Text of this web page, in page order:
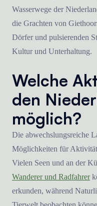
Wasserwege der
die Grachten von
Dörfer und pulsierenden
Kultur und Unterhaltung.
Welche
den
möglich?
Die abwechslungsreiche
Möglichkeiten für
Vielen Seen und an der
Wanderer und Radfahrer
erkunden, während